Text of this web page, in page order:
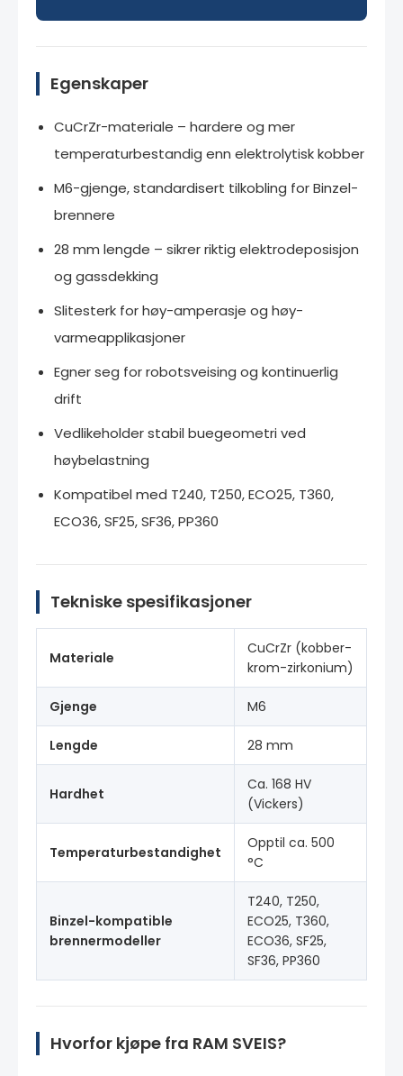
Egenskaper
CuCrZr-materiale – hardere og mer
temperaturbestandig enn elektrolytisk kobber
M6-gjenge, standardisert tilkobling for Binzel-
brennere
28 mm lengde – sikrer riktig elektrodeposisjon
og gassdekking
Slitesterk for høy-amperasje og høy-
varmeapplika­sjoner
Egner seg for robotsveising og kontinuerlig
drift
Vedlikeholder stabil buegeometri ved
høybelastning
Kompatibel med T240, T250, ECO25, T360,
ECO36, SF25, SF36, PP360
Tekniske spesifikasjoner
Materiale
CuCrZr (kobber-
krom-zirkonium)
Gjenge M6
Lengde 28 mm
Hardhet
Ca. 168 HV
(Vickers)
Temperaturbestandighet
Opptil ca. 500
°C
Binzel-kompatible
brennermodeller
T240, T250,
ECO25, T360,
ECO36, SF25,
SF36, PP360
Hvorfor kjøpe fra RAM SVEIS?